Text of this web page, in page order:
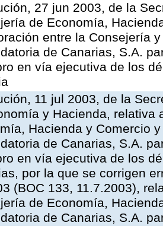
27 jun 2003, de la
de Economía,
entre la Consejería
de Canarias, S.A.
en vía ejecutiva de los
11 jul 2003, de la
y Hacienda, relativa
Hacienda y Comercio
de Canarias, S.A.
en vía ejecutiva de los
por la que se corrigen
(BOC 133, 11.7.2003),
de Economía,
de Canarias, S.A.